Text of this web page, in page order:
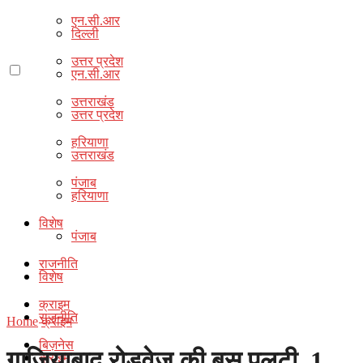
एन.सी.आर
उत्तर प्रदेश
उत्तराखंड
हरियाणा
पंजाब
विशेष
राजनीति
क्राइम
बिज़नेस
दिल्ली
एन.सी.आर
उत्तर प्रदेश
उत्तराखंड
हरियाणा
पंजाब
विशेष
राजनीति
क्राइम
Home क्राइम